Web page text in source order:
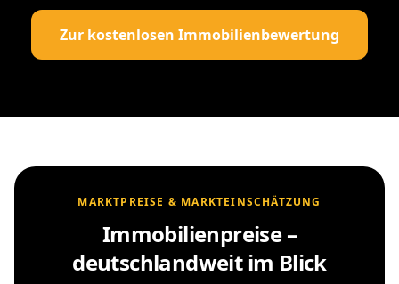
Zur kostenlosen Immobilienbewertung
MARKTPREISE & MARKTEINSCHÄTZUNG
Immobilienpreise –
deutschlandweit im Blick